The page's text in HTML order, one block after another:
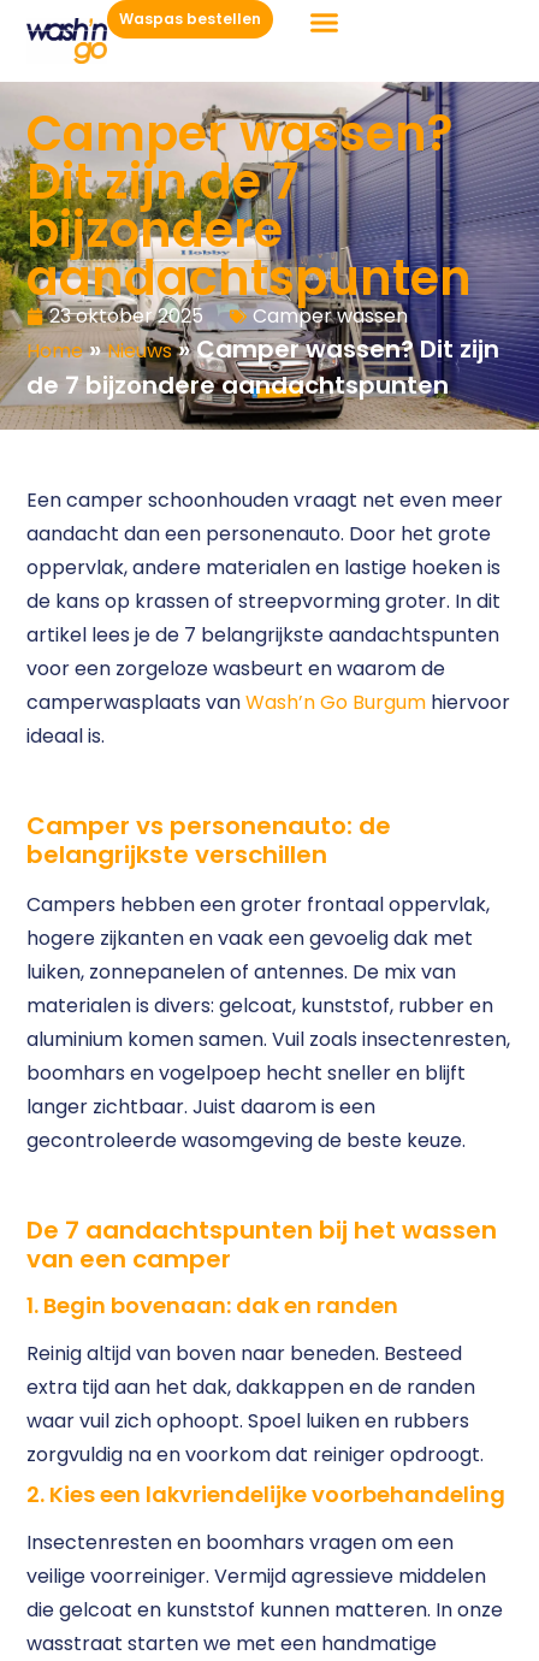
Waspas bestellen
Camper wassen?
Dit zijn de 7
bijzondere
aandachtspunten
23 oktober 2025
Camper wassen
Home»Nieuws»Camper wassen? Dit zijn
de 7 bijzondere aandachtspunten
Een camper schoonhouden vraagt net even meer
aandacht dan een personenauto. Door het grote
oppervlak, andere materialen en lastige hoeken is
de kans op krassen of streepvorming groter. In dit
artikel lees je de 7 belangrijkste aandachtspunten
voor een zorgeloze wasbeurt en waarom de
camperwasplaats vanWash’n Go Burgum hiervoor
ideaal is.
Camper vs personenauto: de
belangrijkste verschillen
Campers hebben een groter frontaal oppervlak,
hogere zijkanten en vaak een gevoelig dak met
luiken, zonnepanelen of antennes. De mix van
materialen is divers: gelcoat, kunststof, rubber en
aluminium komen samen. Vuil zoals insectenresten,
boomhars en vogelpoep hecht sneller en blijft
langer zichtbaar. Juist daarom is een
gecontroleerde wasomgeving de beste keuze.
De 7 aandachtspunten bij het wassen
van een camper
1. Begin bovenaan: dak en randen
Reinig altijd van boven naar beneden. Besteed
extra tijd aan het dak, dakkappen en de randen
waar vuil zich ophoopt. Spoel luiken en rubbers
zorgvuldig na en voorkom dat reiniger opdroogt.
2. Kies een lakvriendelijke voorbehandeling
Insectenresten en boomhars vragen om een
veilige voorreiniger. Vermijd agressieve middelen
die gelcoat en kunststof kunnen matteren. In onze
wasstraat starten we met een handmatige